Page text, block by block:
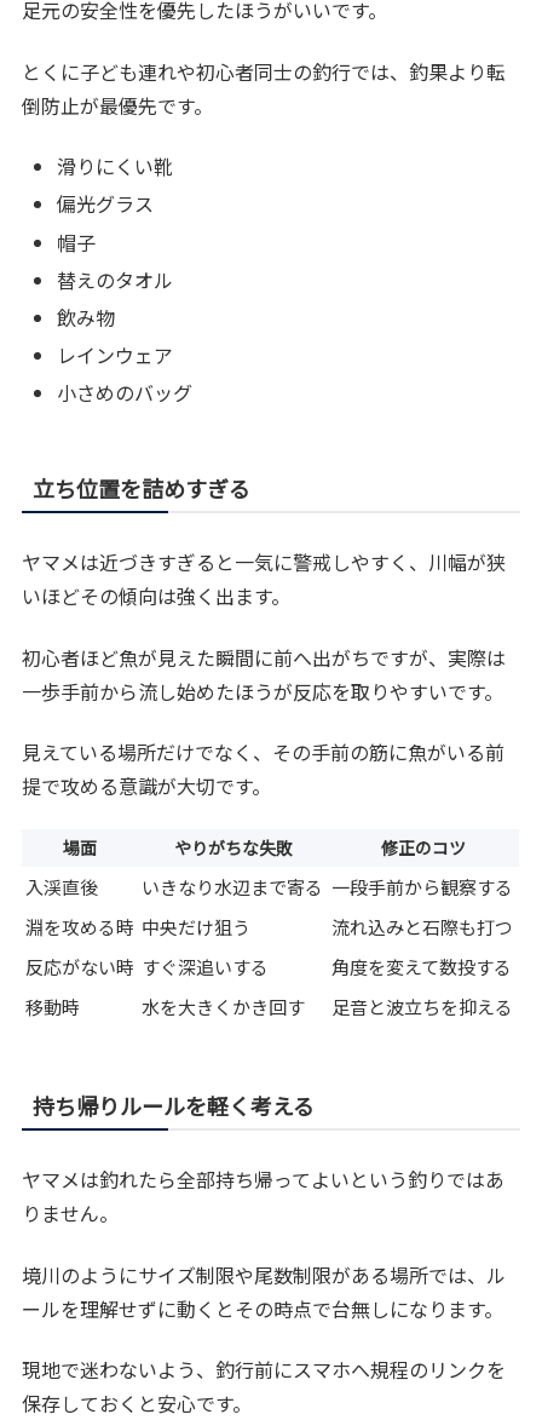
足元の安全性を優先したほうがいいです。
とくに子ども連れや初心者同士の釣行では、釣果より転
倒防止が最優先です。
滑りにくい靴
偏光グラス
帽子
替えのタオル
飲み物
レインウェア
小さめのバッグ
立ち位置を詰めすぎる
ヤマメは近づきすぎると一気に警戒しやすく、川幅が狭
いほどその傾向は強く出ます。
初心者ほど魚が見えた瞬間に前へ出がちですが、実際は
一歩手前から流し始めたほうが反応を取りやすいです。
見えている場所だけでなく、その手前の筋に魚がいる前
提で攻める意識が大切です。
場面 やりがちな失敗 修正のコツ
入渓直後 いきなり水辺まで寄る 一段手前から観察する
淵を攻める時 中央だけ狙う
流れ込みと石際も打つ
反応がない時 すぐ深追いする
角度を変えて数投する
移動時
水を大きくかき回す 足音と波立ちを抑える
持ち帰りルールを軽く考える
ヤマメは釣れたら全部持ち帰ってよいという釣りではあ
りません。
境川のようにサイズ制限や尾数制限がある場所では、ル
ールを理解せずに動くとその時点で台無しになります。
現地で迷わないよう、釣行前にスマホへ規程のリンクを
保存しておくと安心です。